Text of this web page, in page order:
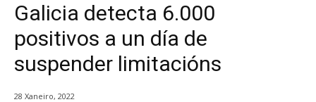
Galicia detecta 6.000
positivos a un día de
suspender limitacións
28 Xaneiro, 2022